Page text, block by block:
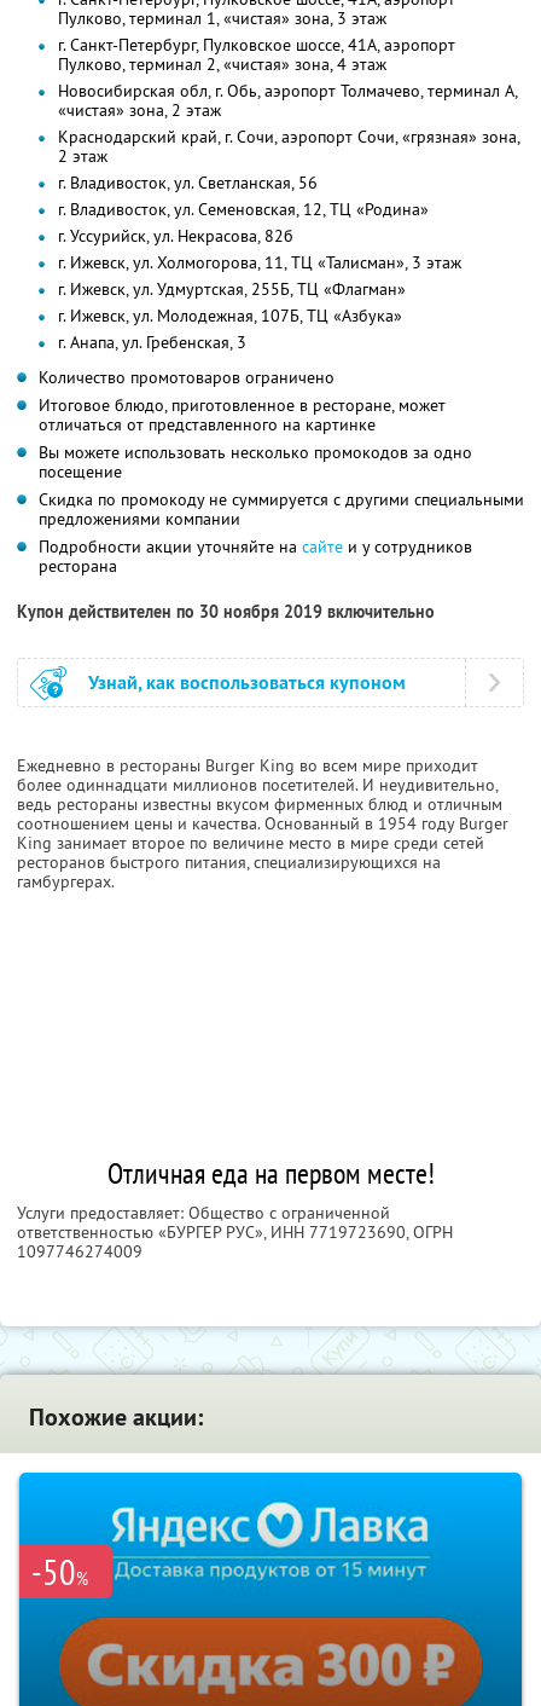
Пулково, терминал 1, «чистая» зона, 3 этаж
г. Санкт-Петербург, Пулковское шоссе, 41А, аэропорт
Пулково, терминал 2, «чистая» зона, 4 этаж
Новосибирская обл, г. Обь, аэропорт Толмачево, терминал А,
«чистая» зона, 2 этаж
Краснодарский край, г. Сочи, аэропорт Сочи, «грязная» зона,
2 этаж
г. Владивосток, ул. Светланская, 56
г. Владивосток, ул. Семеновская, 12, ТЦ «Родина»
г. Уссурийск, ул. Некрасова, 82б
г. Ижевск, ул. Холмогорова, 11, ТЦ «Талисман», 3 этаж
г. Ижевск, ул. Удмуртская, 255Б, ТЦ «Флагман»
г. Ижевск, ул. Молодежная, 107Б, ТЦ «Азбука»
г. Анапа, ул. Гребенская, 3
Количество промотоваров ограничено
Итоговое блюдо, приготовленное в ресторане, может
отличаться от представленного на картинке
Вы можете использовать несколько промокодов за одно
посещение
Скидка по промокоду не суммируется с другими специальными
предложениями компании
Подробности акции уточняйте на сайте и у сотрудников
ресторана
Купон действителен по 30 ноября 2019 включительно
Узнай, как воспользоваться купоном
Ежедневно в рестораны Burger King во всем мире приходит
более одиннадцати миллионов посетителей. И неудивительно,
ведь рестораны известны вкусом фирменных блюд и отличным
соотношением цены и качества. Основанный в 1954 году Burger
King занимает второе по величине место в мире среди сетей
ресторанов быстрого питания, специализирующихся на
гамбургерах.
Отличная еда на первом месте!
Услуги предоставляет: Общество с ограниченной
ответственностью «БУРГЕР РУС», ИНН 7719723690, ОГРН
1097746274009
Похожие акции:
-50%